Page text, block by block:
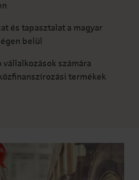
és tapasztalat a magyar
belül
vállalkozások számára
termékek